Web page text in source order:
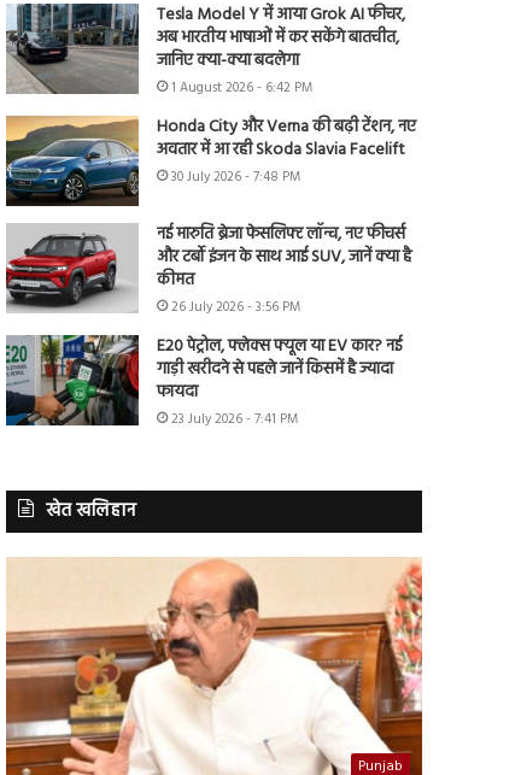
Tesla Model Y में आया Grok AI फीचर,
अब भारतीय भाषाओं में कर सकेंगे बातचीत,
जानिए क्या-क्या बदलेगा
1 August 2026 - 6:42 PM
Honda City और Verna की बढ़ी टेंशन, नए
अवतार में आ रही Skoda Slavia Facelift
30 July 2026 - 7:48 PM
नई मारुति ब्रेजा फेसलिफ्ट लॉन्च, नए फीचर्स
और टर्बो इंजन के साथ आई SUV, जानें क्या है
कीमत
26 July 2026 - 3:56 PM
E20 पेट्रोल, फ्लेक्स फ्यूल या EV कार? नई
गाड़ी खरीदने से पहले जानें किसमें है ज्यादा
फायदा
23 July 2026 - 7:41 PM
खेत खलिहान
Punjab